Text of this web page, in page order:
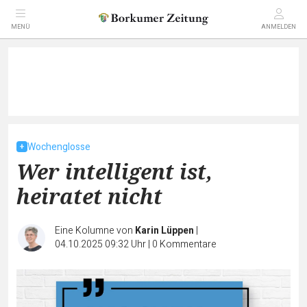
MENÜ ANMELDEN
Wochenglosse
Wer intelligent ist,
heiratet nicht
Eine Kolumne von Karin Lüppen |
04.10.2025 09:32 Uhr| 0 Kommentare